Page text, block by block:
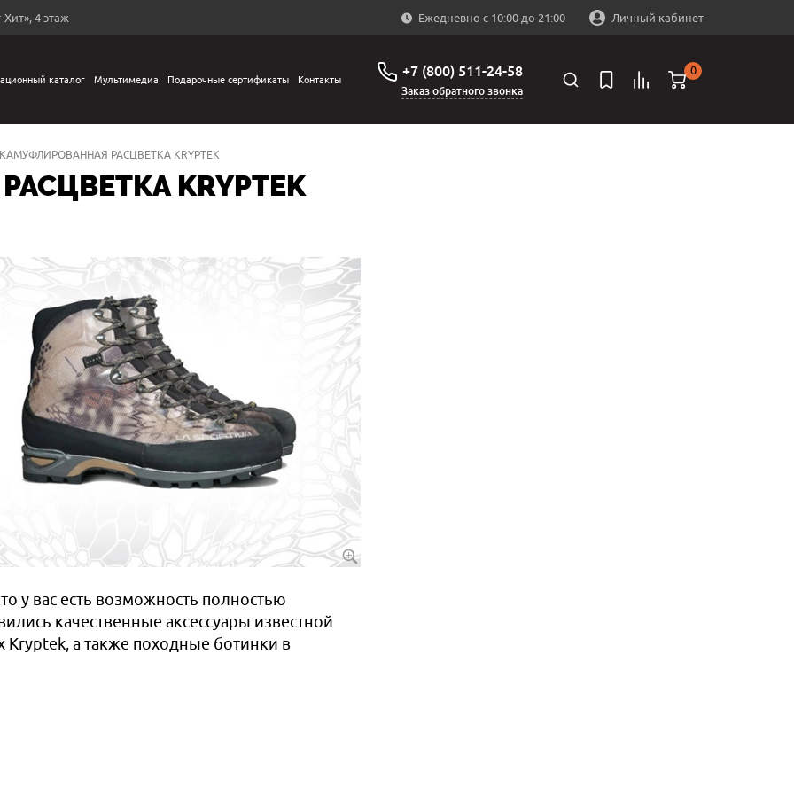
4 этаж Ежедневно с 10:00 до 21:00 Личный кабинет
каталог Мультимедиа Подарочные сертификаты Контакты +7 (800) 511-24-58
Заказ обратного звонка
0
КАМУФЛИРОВАННАЯ РАСЦВЕТКА KRYPTEK
KRYPTEK
у вас есть возможность полностью
качественные аксессуары известной
Kryptek, а также походные ботинки в